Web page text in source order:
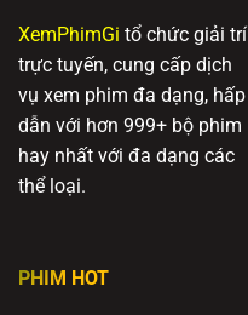
XemPhimGi tổ chức giải trí
trực tuyến, cung cấp dịch
vụ xem phim đa dạng, hấp
dẫn với hơn 999+ bộ phim
hay nhất với đa dạng các
thể loại.
PHIM HOT